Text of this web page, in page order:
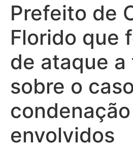
Prefeito de
Florido que
de ataque a
sobre o
envolvidos